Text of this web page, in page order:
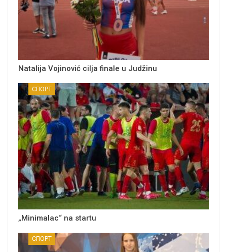
Natalija Vojinović cilja finale u Judžinu
СПОРТ
„Minimalac“ na startu
СПОРТ